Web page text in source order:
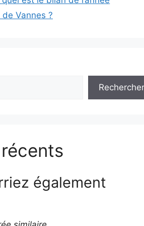
Vannes ?
Rechercher
également